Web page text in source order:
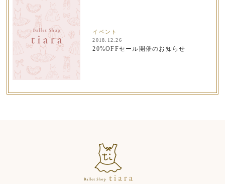
イベント
2018.12.26
20%OFFセール開催のお知らせ